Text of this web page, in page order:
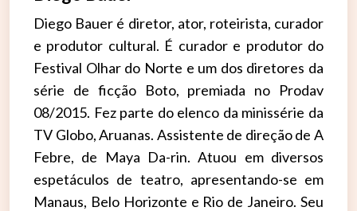
Diego Bauer é diretor, ator, roteirista, curador
e produtor cultural. É curador e produtor do
Festival Olhar do Norte e um dos diretores da
série de ficção Boto, premiada no Prodav
08/2015. Fez parte do elenco da minissérie da
TV Globo, Aruanas. Assistente de direção de A
Febre, de Maya Da-rin. Atuou em diversos
espetáculos de teatro, apresentando-se em
Manaus, Belo Horizonte e Rio de Janeiro. Seu